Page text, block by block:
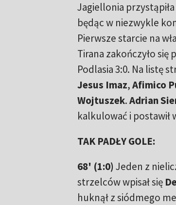
Jagiellonia
będąc w niezwykle
Pierwsze starcie na
Tirana zakończyło się
Podlasia 3:0. Na listę
Jesus Imaz,Afimico
Wojtuszek.Adrian
kalkulować i postawił
TAK PADŁY GOLE:
68' (1:0) Jeden z
strzelców wpisał się
huknął z siódmego